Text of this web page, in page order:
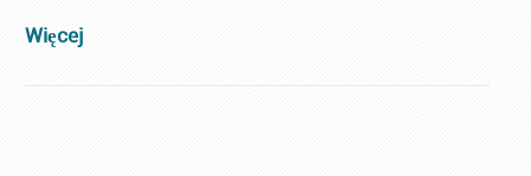
Więcej